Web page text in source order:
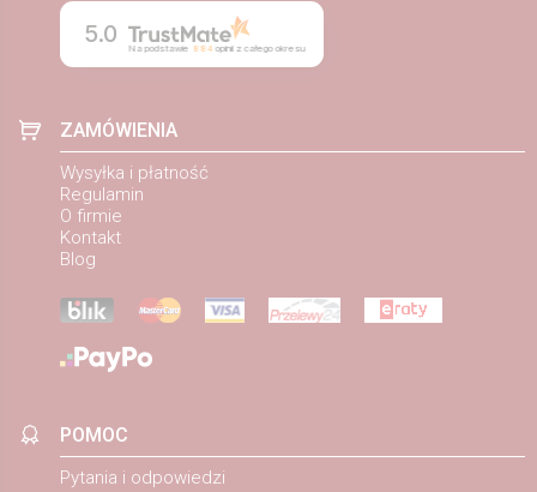
5.0
Na podstawie 884opinii z całego okresu
ZAMÓWIENIA
Wysyłka i płatność
Regulamin
O firmie
Kontakt
Blog
POMOC
Pytania i odpowiedzi